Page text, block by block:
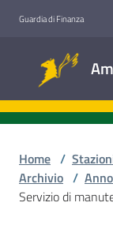
Guardia di Finanza
Home /
Archivio /
Servizio di